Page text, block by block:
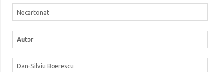
Necartonat
Autor
Dan-Silviu Boerescu